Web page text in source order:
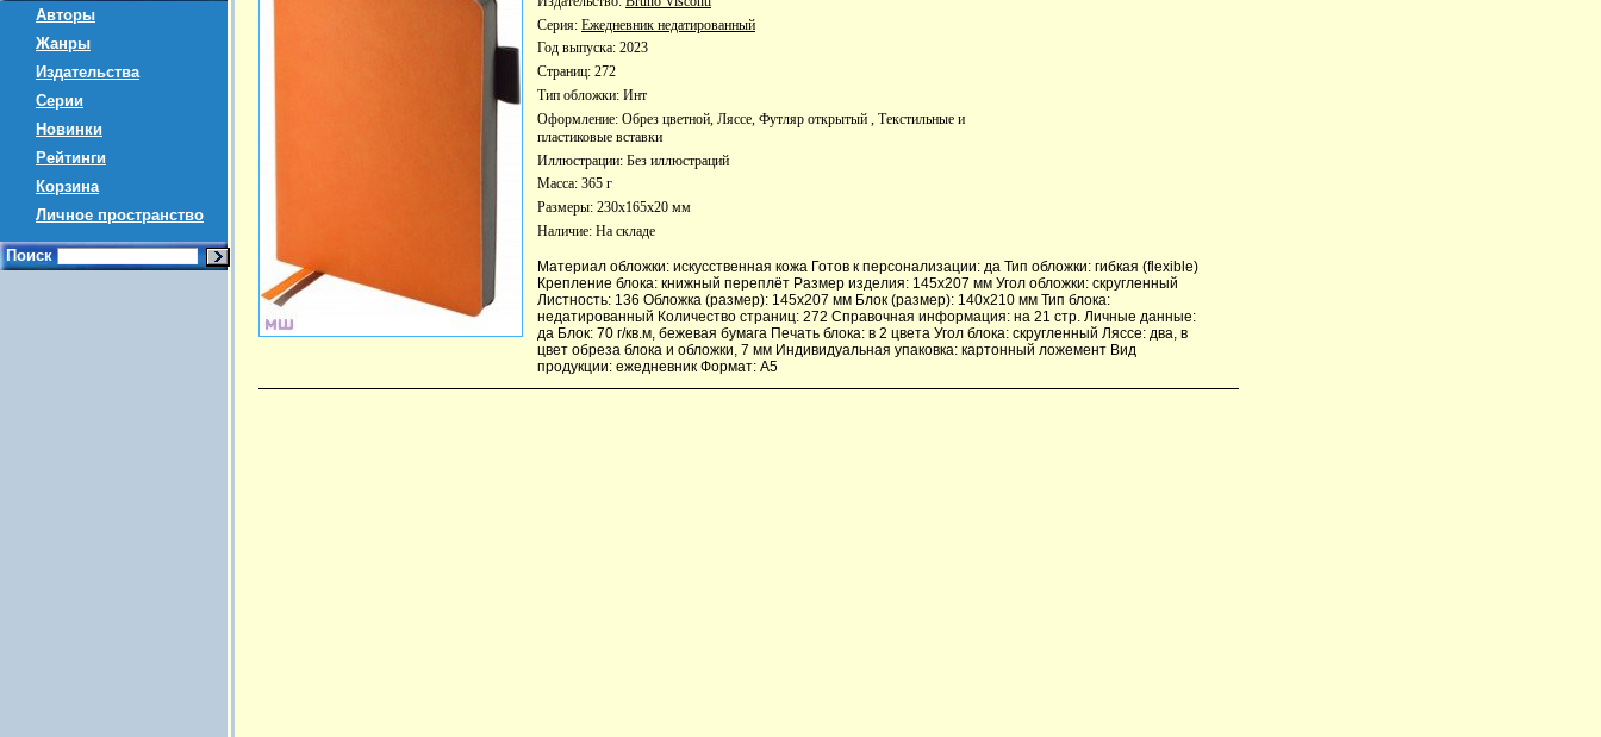
Авторы
Жанры
Издательства
Серии
Новинки
Рейтинги
Корзина
Личное пространство
Поиск
Серия: Ежедневник недатированный
Год выпуска: 2023
Страниц: 272
Тип обложки: Инт
Оформление: Обрез цветной, Ляссе, Футляр открытый , Текстильные и
пластиковые вставки
Иллюстрации: Без иллюстраций
Масса: 365 г
Размеры: 230x165x20 мм
Наличие: На складе
Материал обложки: искусственная кожа Готов к персонализации: да Тип обложки: гибкая (flexible)
Крепление блока: книжный переплёт Размер изделия: 145х207 мм Угол обложки: скругленный
Листность: 136 Обложка (размер): 145х207 мм Блок (размер): 140х210 мм Тип блока:
недатированный Количество страниц: 272 Справочная информация: на 21 стр. Личные данные:
да Блок: 70 г/кв.м, бежевая бумага Печать блока: в 2 цвета Угол блока: скругленный Ляссе: два, в
цвет обреза блока и обложки, 7 мм Индивидуальная упаковка: картонный ложемент Вид
продукции: ежедневник Формат: А5